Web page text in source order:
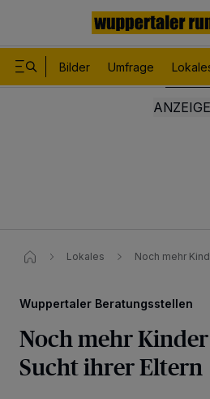
Bilder Umfrage
Lokales Noch mehr
Wuppertaler Beratungsstellen
Noch mehr
Sucht ihrer Eltern